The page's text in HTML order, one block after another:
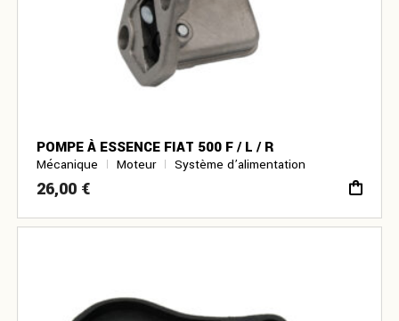
POMPE À ESSENCE FIAT 500 F / L / R
Mécanique Moteur Système d’alimentation
26,00 €